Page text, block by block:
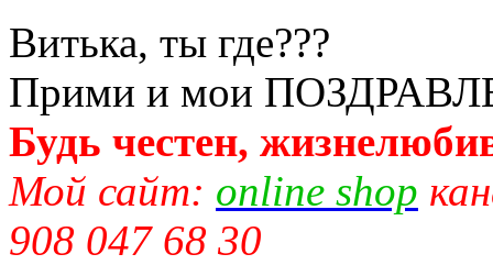
Витька, ты где???
Прими и мои
Будь честен,
Мой сайт: online shop
908 047 68 30